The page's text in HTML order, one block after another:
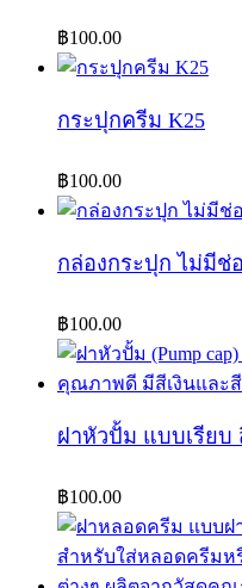
฿100.00
กระปุกครีม K25
฿100.00
กล่องกระปุก ไม่มีช่
฿100.00
ฝาหัวปั้ม แบบเรียบ
฿100.00